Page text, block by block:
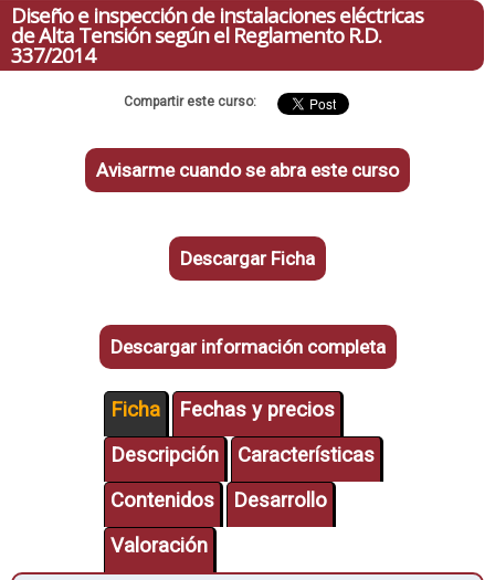
Diseño e inspección de instalaciones eléctricas
de Alta Tensión según el Reglamento R.D.
337/2014
Compartir este curso:
Avisarme cuando se abra este curso
Descargar Ficha
Descargar información completa
Ficha
Fechas y precios
Descripción
Características
Contenidos
Desarrollo
Valoración